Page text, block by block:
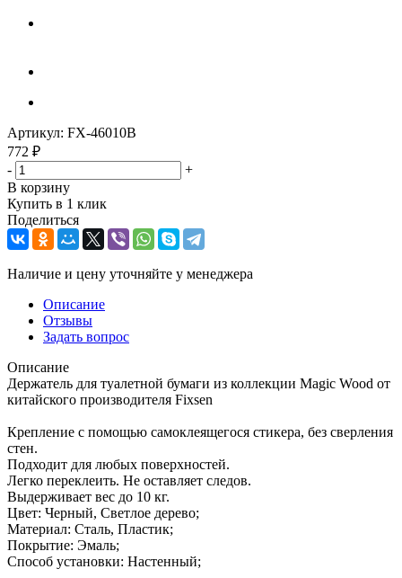
Артикул: FX-46010B
772 ₽
-
+
В корзину
Купить в 1 клик
Поделиться
Наличие и цену уточняйте у менеджера
Описание
Отзывы
Задать вопрос
Описание
Держатель для туалетной бумаги из коллекции Magic Wood от
китайского производителя Fixsen
Крепление с помощью самоклеящегося стикера, без сверления
стен.
Подходит для любых поверхностей.
Легко переклеить. Не оставляет следов.
Выдерживает вес до 10 кг.
Цвет: Черный, Светлое дерево;
Материал: Сталь, Пластик;
Покрытие: Эмаль;
Способ установки: Настенный;